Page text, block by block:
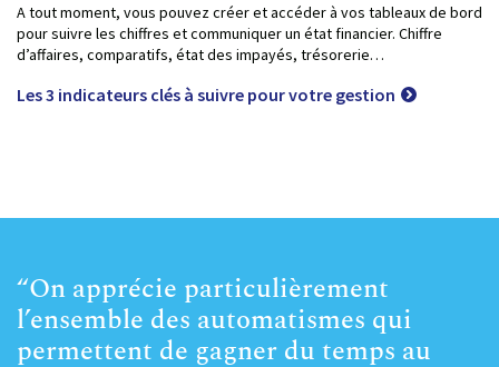
A tout moment, vous pouvez créer et accéder à vos tableaux de bord
pour suivre les chiffres et communiquer un état financier. Chiffre
d’affaires, comparatifs, état des impayés, trésorerie…
Les 3 indicateurs clés à suivre pour votre gestion
“On apprécie particulièrement
l’ensemble des automatismes qui
permettent de gagner du temps au